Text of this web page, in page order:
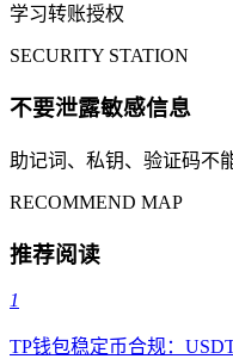
学习转账授权
SECURITY STATION
不要泄露敏感信息
助记词、私钥、验证码不
RECOMMEND MAP
推荐阅读
1
TP钱包稳定币合规：